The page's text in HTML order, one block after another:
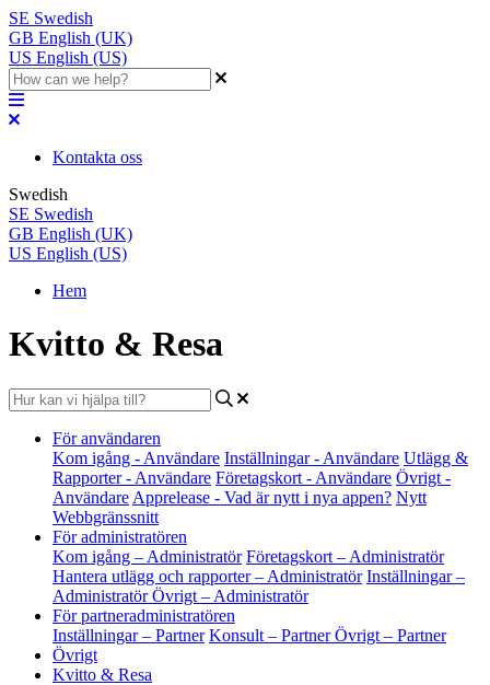
SE Swedish
GB English (UK)
US English (US)
Kontakta oss
Swedish
SE Swedish
GB English (UK)
US English (US)
Hem
Kvitto & Resa
För användaren
Kom igång - Användare Inställningar - Användare Utlägg &
Rapporter - Användare Företagskort - Användare Övrigt -
Användare Apprelease - Vad är nytt i nya appen? Nytt
Webbgränssnitt
För administratören
Kom igång – Administratör Företagskort – Administratör
Hantera utlägg och rapporter – Administratör Inställningar –
AdministratörÖvrigt – Administratör
För partneradministratören
Inställningar – Partner Konsult – PartnerÖvrigt – Partner
Övrigt
Kvitto & Resa